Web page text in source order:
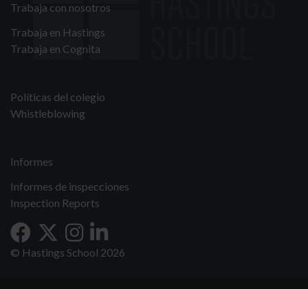
Trabaja con nosotros
Trabaja en Hastings
Trabaja en Cognita
Políticas del colegio
Whistleblowing
Informes
Informes de inspecciones
Inspection Reports
© Hastings School 2026